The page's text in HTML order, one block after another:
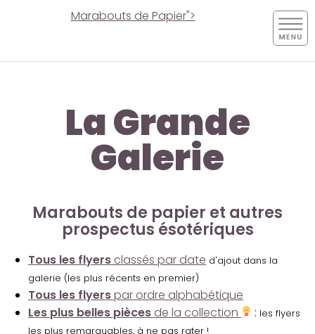
Marabouts de Papier">
La Grande
Galerie
Marabouts de papier et autres
prospectus ésotériques
Tous les flyers classés par date d'ajout dans la
galerie (les plus récents en premier)
Tous les flyerspar ordre alphabétique
Les plus belles pièces de la collection : les flyers
les plus remarquables, à ne pas rater !